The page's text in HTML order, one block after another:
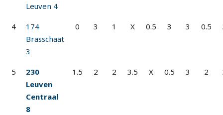
Leuven 4
4
174
Brasschaat
3
0 3 1 X 0.5 3 3 0.5
5
230
Leuven
Centraal
8
1.5 2 2 3.5 X 0.5 3 2